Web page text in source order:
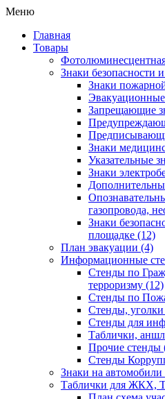
Меню
Главная
Товары
Знаки безопасности
Знаки
Запрещающие
Знаки
Указательные
Знаки
газопровода,
Знаки
площадке (12)
План эвакуации (4)
Информационные
Стенды по
терроризму (12)
Стенды по
Стенды, уголки
Стенды для
Таблички,
Прочие стенды
Стенды
Знаки на автомобили
Таблички для